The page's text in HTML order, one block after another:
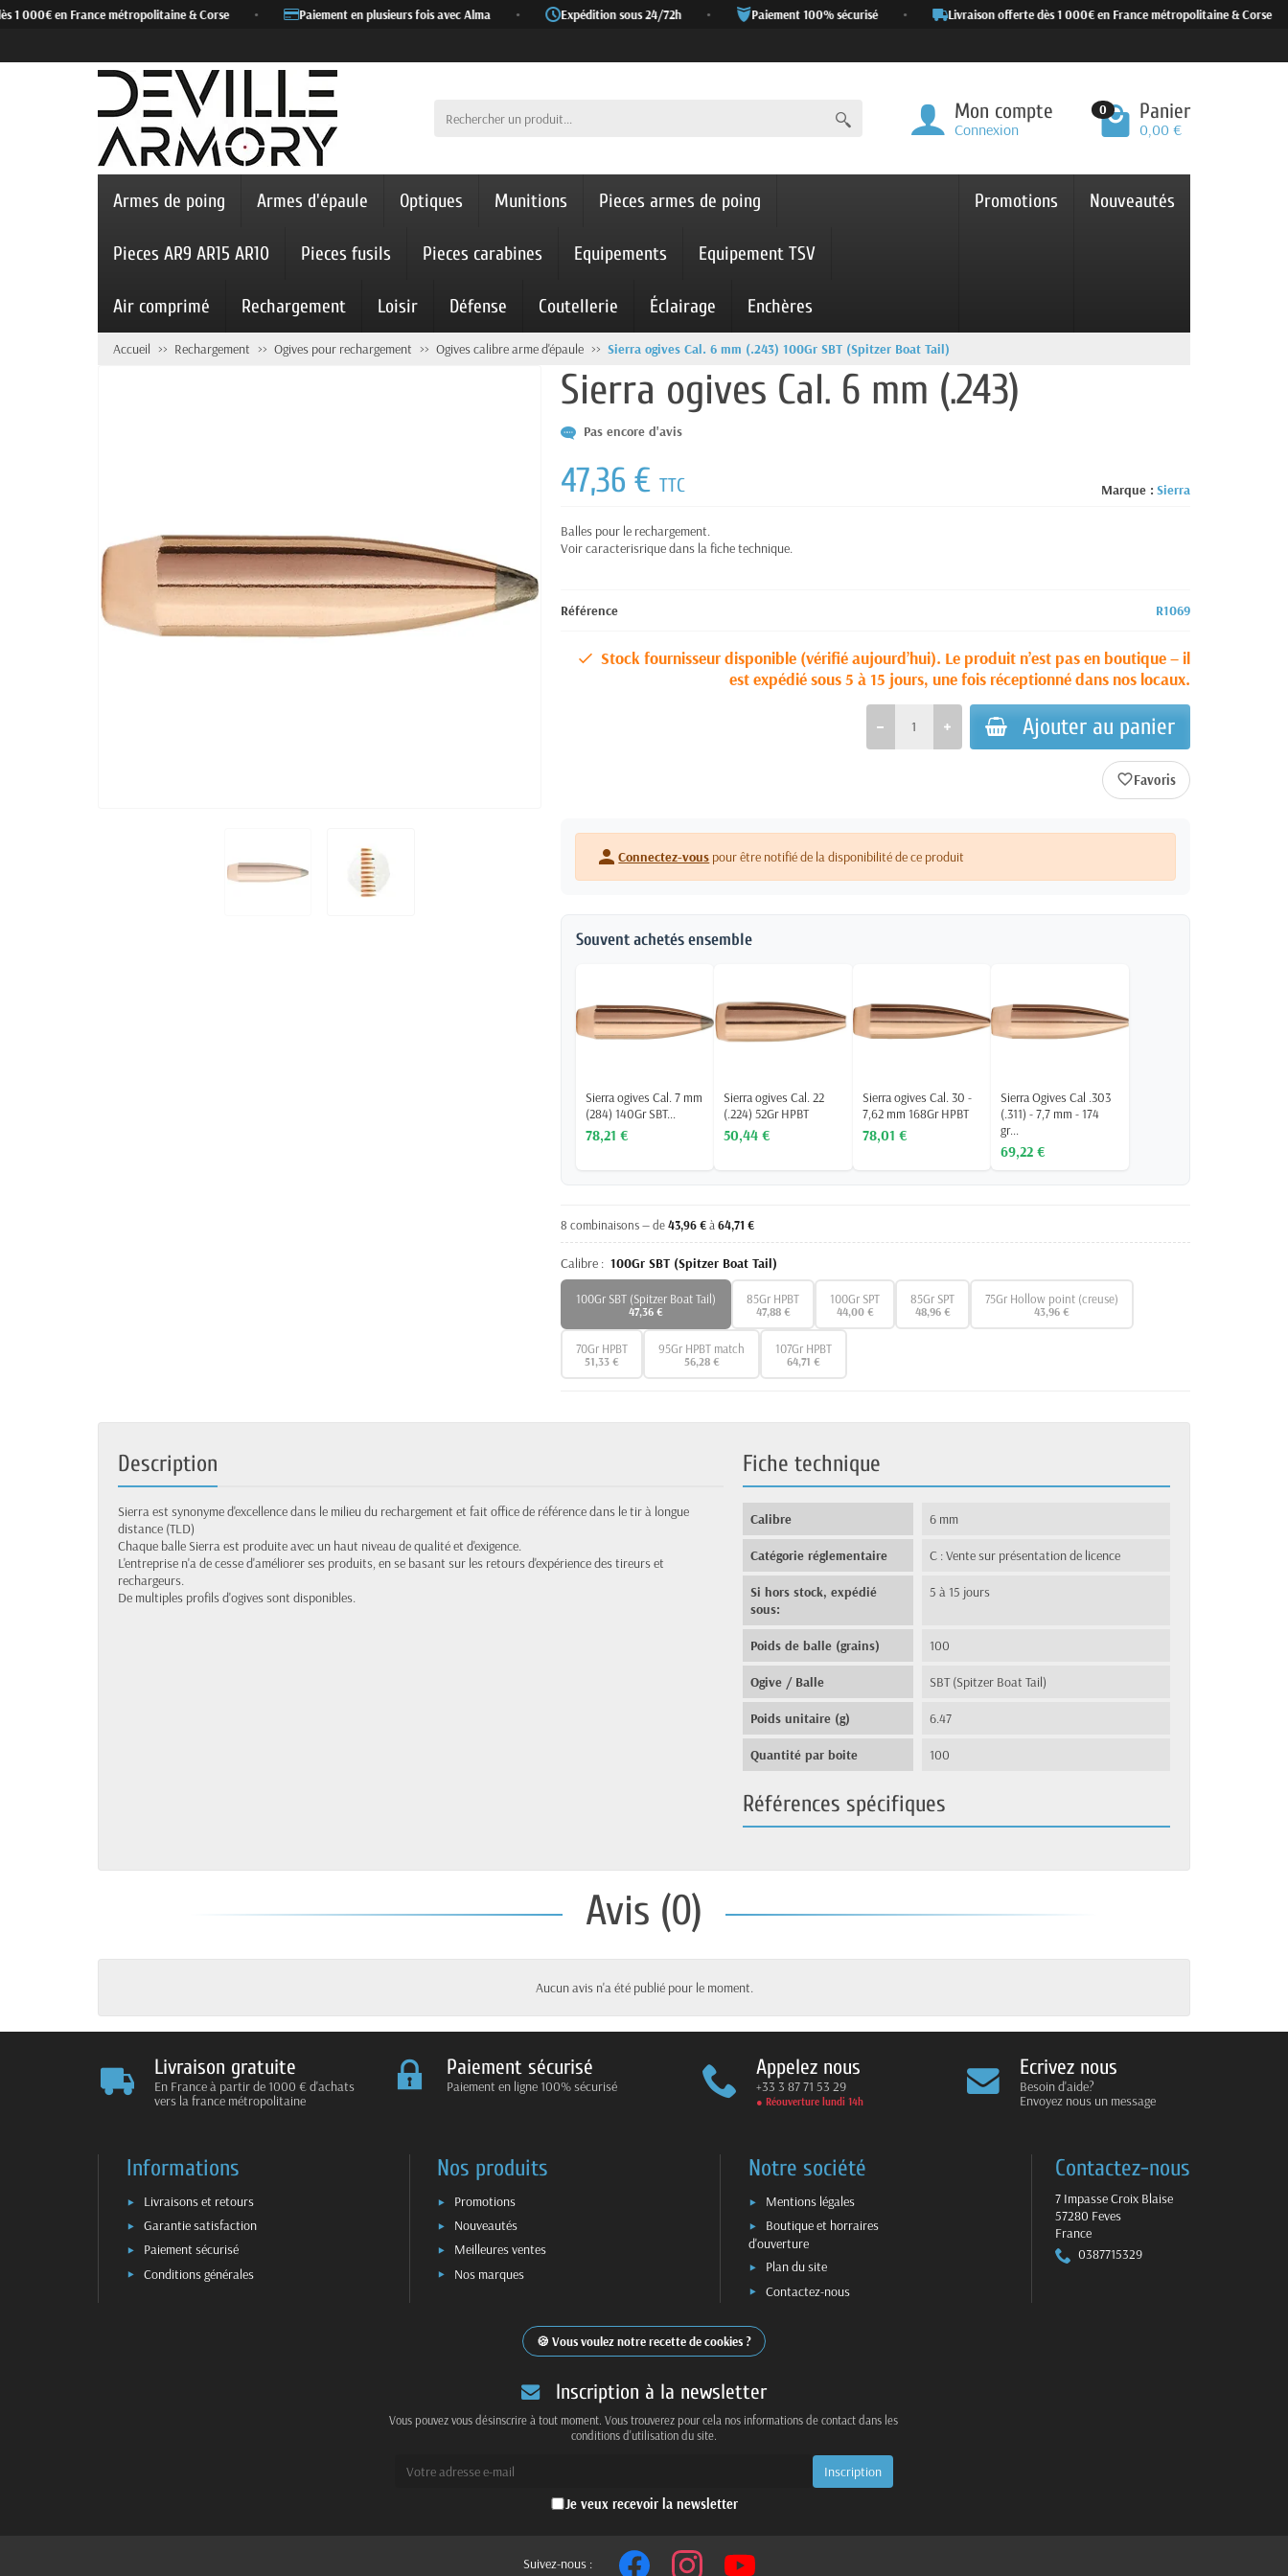
000€ en France métropolitaine & Corse Paiement en plusieurs fois avec Alma Expédition sous 24/72h Paiement 100% sécurisé Livraison offerte dès 1 000€ en France métropolitaine & Corse
Mon compte
Connexion
0 Panier
0,00 €
Armes de poing Armes d'épaule Optiques Munitions Pieces armes de poing
Pieces AR9 AR15 AR10 Pieces fusils Pieces carabines Equipements Equipement TSV
Air comprimé Rechargement Loisir Défense Coutellerie Éclairage Enchères
Promotions Nouveautés
Accueil Rechargement Ogives pour rechargement Ogives calibre arme d'épaule Sierra ogives Cal. 6 mm (.243) 100Gr SBT (Spitzer Boat Tail)
Sierra ogives Cal. 6 mm (.243)
Pas encore d'avis
Marque : Sierra
47,36 €TTC
Balles pour le rechargement.
Voir caracterisrique dans la fiche technique.
Référence R1069
Stock fournisseur disponible (vérifié aujourd’hui). Le produit n’est pas en boutique – il
est expédié sous 5 à 15 jours, une fois réceptionné dans nos locaux.
Ajouter au panier
favorite_border
personConnectez-vous pour être notifié de la disponibilité de ce produit
Souvent achetés ensemble
Sierra ogives Cal. 7 mm
(284) 140Gr SBT...
78,21 €
Sierra ogives Cal. 22
(.224) 52Gr HPBT
50,44 €
Sierra ogives Cal. 30 -
7,62 mm 168Gr HPBT
78,01 €
Sierra Ogives Cal .303
(.311) - 7,7 mm - 174
gr...
69,22 €
8 combinaisons — de43,96 €à64,71 €
Calibre : 100Gr SBT (Spitzer Boat Tail)
100Gr SBT (Spitzer Boat Tail)
47,36 €
85Gr HPBT
47,88 €
100Gr SPT
44,00 €
85Gr SPT
48,96 €
75Gr Hollow point (creuse)
43,96 €
70Gr HPBT
51,33 €
95Gr HPBT match
56,28 €
107Gr HPBT
64,71 €
Description
Sierra est synonyme d'excellence dans le milieu du rechargement et fait office de référence dans le tir à longue
distance (TLD)
Chaque balle Sierra est produite avec un haut niveau de qualité et d'exigence.
L'entreprise n'a de cesse d'améliorer ses produits, en se basant sur les retours d'expérience des tireurs et
rechargeurs.
De multiples profils d'ogives sont disponibles.
Fiche technique
Calibre 6 mm
Catégorie réglementaire C : Vente sur présentation de licence
Si hors stock, expédié
sous:
5 à 15 jours
Poids de balle (grains) 100
Ogive / Balle SBT (Spitzer Boat Tail)
Poids unitaire (g) 6.47
Quantité par boite 100
Références spécifiques
Avis (0)
Aucun avis n'a été publié pour le moment.
Livraison gratuite
En France à partir de 1000 € d'achats
vers la france métropolitaine
Paiement sécurisé
Paiement en ligne 100% sécurisé
Appelez nous
+33 3 87 71 53 29
● Réouverture lundi 14h
Ecrivez nous
Besoin d'aide?
Envoyez nous un message
Informations
Livraisons et retours
Garantie satisfaction
Paiement sécurisé
Conditions générales
Nos produits
Promotions
Nouveautés
Meilleures ventes
Nos marques
Notre société
Mentions légales
Boutique et horraires
d'ouverture
Plan du site
Contactez-nous
Contactez-nous
7 Impasse Croix Blaise
57280 Feves
France
0387715329
Vous voulez notre recette de cookies ?
Inscription à la newsletter
Vous pouvez vous désinscrire à tout moment. Vous trouverez pour cela nos informations de contact dans les
conditions d'utilisation du site.
Je veux recevoir la newsletter
Suivez-nous :